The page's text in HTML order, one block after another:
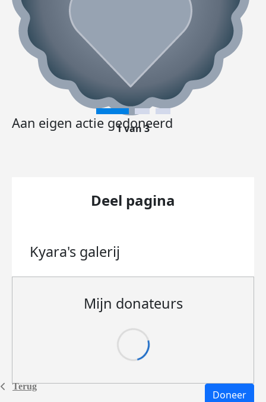
Terug
Aan eigen actie gedoneerd
1 van 3
Deel pagina
Kyara's galerij
Mijn donateurs
Doneer